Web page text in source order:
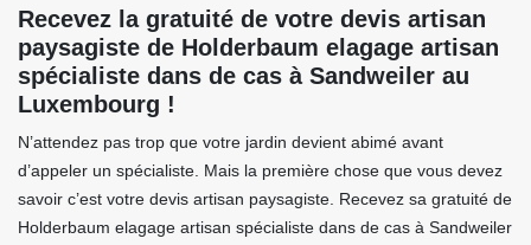
Recevez la gratuité de votre devis artisan
paysagiste de Holderbaum elagage artisan
spécialiste dans de cas à Sandweiler au
Luxembourg !
N’attendez pas trop que votre jardin devient abimé avant
d’appeler un spécialiste. Mais la première chose que vous devez
savoir c’est votre devis artisan paysagiste. Recevez sa gratuité de
Holderbaum elagage artisan spécialiste dans de cas à Sandweiler